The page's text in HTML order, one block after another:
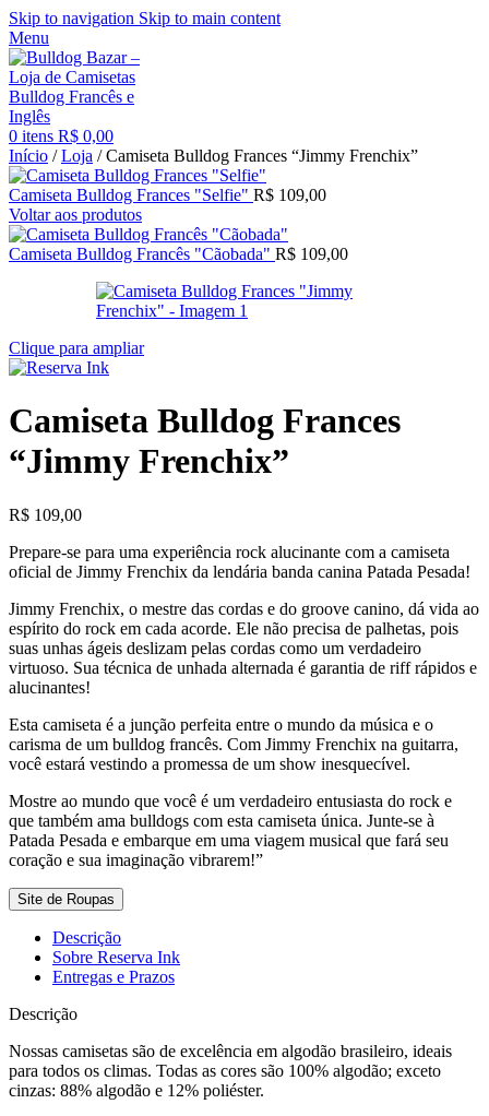
Skip to navigation Skip to main content
Menu
0 itens R$ 0,00
Início /Loja /Camiseta Bulldog Frances “Jimmy Frenchix”
Camiseta Bulldog Frances "Selfie" R$ 109,00
Voltar aos produtos
Camiseta Bulldog Francês "Cãobada" R$ 109,00
Clique para ampliar
Camiseta Bulldog Frances
“Jimmy Frenchix”
R$ 109,00
Prepare-se para uma experiência rock alucinante com a camiseta
oficial de Jimmy Frenchix da lendária banda canina Patada Pesada!
Jimmy Frenchix, o mestre das cordas e do groove canino, dá vida ao
espírito do rock em cada acorde. Ele não precisa de palhetas, pois
suas unhas ágeis deslizam pelas cordas como um verdadeiro
virtuoso. Sua técnica de unhada alternada é garantia de riff rápidos e
alucinantes!
Esta camiseta é a junção perfeita entre o mundo da música e o
carisma de um bulldog francês. Com Jimmy Frenchix na guitarra,
você estará vestindo a promessa de um show inesquecível.
Mostre ao mundo que você é um verdadeiro entusiasta do rock e
que também ama bulldogs com esta camiseta única. Junte-se à
Patada Pesada e embarque em uma viagem musical que fará seu
coração e sua imaginação vibrarem!”
Site de Roupas
Descrição
Sobre Reserva Ink
Entregas e Prazos
Descrição
Nossas camisetas são de excelência em algodão brasileiro, ideais
para todos os climas. Todas as cores são 100% algodão; exceto
cinzas: 88% algodão e 12% poliéster.